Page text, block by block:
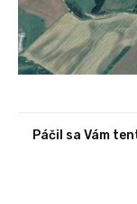
Páčil sa Vám